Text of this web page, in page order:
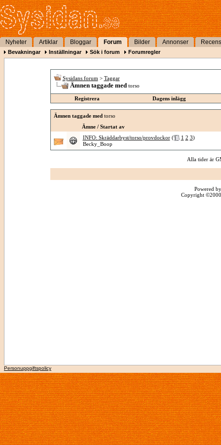
Nyheter Artiklar Bloggar Forum Bilder Annonser
Bevakningar Inställningar Sök i forum Forumregler
Sysidans forum > Taggar
Ämnen taggade med torso
Registrera Dagens inlägg
Ämnen taggade med torso
Ämne / Startat av
INFO: Skräddarbyst/torso/provdockor ( 1 2 3)
Becky_Boop
Alla tider är
Powered
Copyright
Personuppgiftspolicy